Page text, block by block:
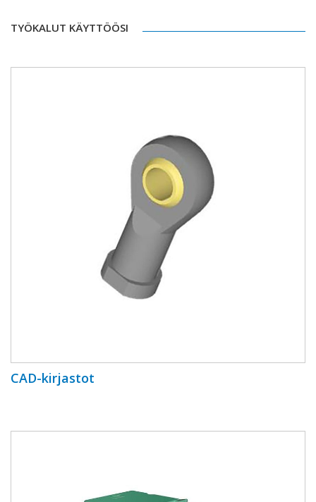
TYÖKALUT KÄYTTÖÖSI
CAD-kirjastot